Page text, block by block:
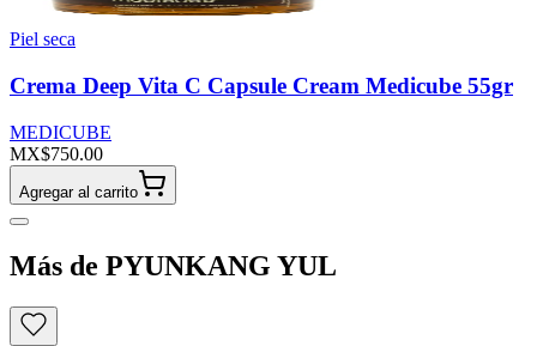
Piel seca
Crema Deep Vita C Capsule Cream Medicube 55gr
MEDICUBE
MX$750.00
Agregar al carrito
Más de PYUNKANG YUL